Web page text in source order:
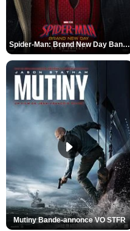
Spider-Man: Brand New Day Bande-annonce VO STFR
Mutiny Bande-annonce VO STFR